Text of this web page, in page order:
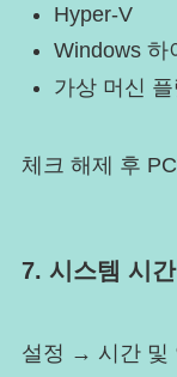
Hyper-V
Windows 하
가상 머신
체크 해제 후
7. 시스템 시
설정 → 시간 및